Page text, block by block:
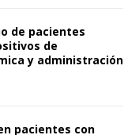
de pacientes
de
y administración
pacientes con